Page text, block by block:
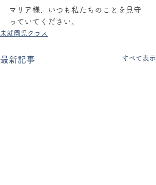
マリア様、いつも私たちのことを見守
っていてください。
未就園児クラス
最新記事 すべて表示